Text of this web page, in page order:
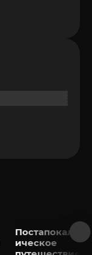
Постапокалипт
ическое